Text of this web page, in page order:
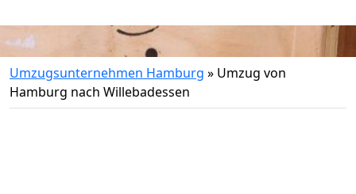
Umzugsunternehmen Hamburg » Umzug von
Hamburg nach Willebadessen